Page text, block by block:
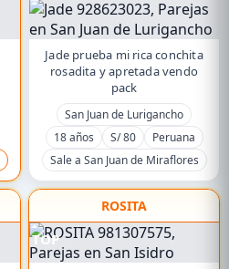
Jade prueba mi rica conchita
rosadita y apretada vendo
pack
San Juan de Lurigancho
18 años
S/ 80
Peruana
Sale a San Juan de Miraflores
ROSITA
TOP